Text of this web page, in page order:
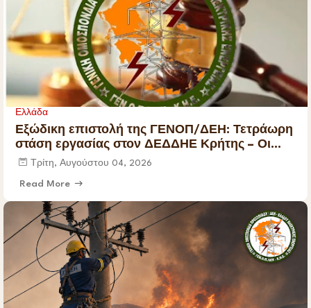
Ελλάδα
Εξώδικη επιστολή της ΓΕΝΟΠ/ΔΕΗ: Τετράωρη
στάση εργασίας στον ΔΕΔΔΗΕ Κρήτης – Οι
εργαζόμενοι δεν θα γίνουν αποδιοπομπαίοι
Τρίτη, Αυγούστου 04, 2026
Read More